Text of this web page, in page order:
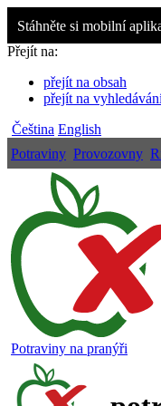
Stáhněte si mobilní
Přejít na:
přejít na obsah
přejít na
Čeština English
Potraviny Provozovny
Potraviny na pranýři